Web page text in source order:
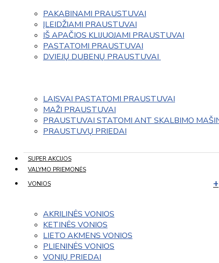
PAKABINAMI PRAUSTUVAI
ĮLEIDŽIAMI PRAUSTUVAI
IŠ APAČIOS KLIJUOJAMI PRAUSTUVAI
PASTATOMI PRAUSTUVAI
DVIEJŲ DUBENŲ PRAUSTUVAI
LAISVAI PASTATOMI PRAUSTUVAI
MAŽI PRAUSTUVAI
PRAUSTUVAI STATOMI ANT SKALBIMO
PRAUSTUVŲ PRIEDAI
SUPER AKCIJOS
VALYMO PRIEMONĖS
VONIOS
AKRILINĖS VONIOS
KETINĖS VONIOS
LIETO AKMENS VONIOS
PLIENINĖS VONIOS
VONIŲ PRIEDAI